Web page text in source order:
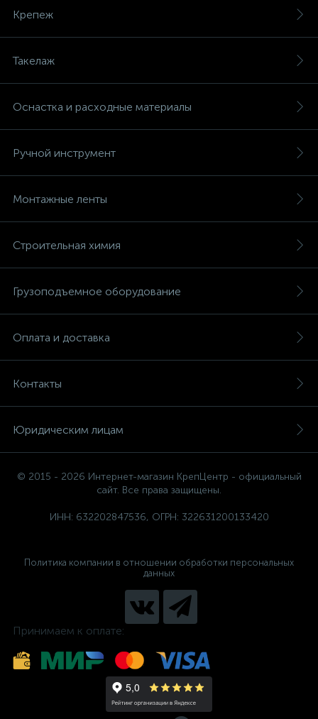
Крепеж
Такелаж
Оснастка и расходные материалы
Ручной инструмент
Монтажные ленты
Строительная химия
Грузоподъемное оборудование
Оплата и доставка
Контакты
Юридическим лицам
© 2015 - 2026 Интернет-магазин КрепЦентр - официальный
сайт. Все права защищены.
ИНН: 632202847536, ОГРН: 322631200133420
Политика компании в отношении обработки персональных
данных
Принимаем к оплате: